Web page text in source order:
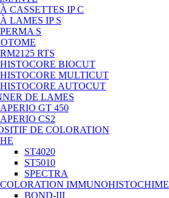
À CASSETTES IP C
À LAMES IP S
PERMA S
RM2125 RTS
HISTOCORE BIOCUT
HISTOCORE MULTICUT
HISTOCORE AUTOCUT
DE LAMES
APERIO GT 450
APERIO CS2
DE COLORATION
HE
ST4020
ST5010
SPECTRA
COLORATION IMMUNOHISTOCHIME
BOND-III